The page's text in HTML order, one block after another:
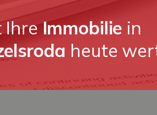
IhreImmobilie in
heute